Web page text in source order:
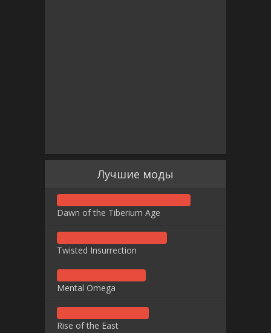
Лучшие моды
Dawn of the Tiberium Age
Twisted Insurrection
Mental Omega
Rise of the East